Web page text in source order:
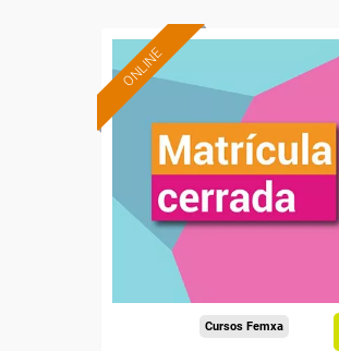
ONLINE
Cursos Femxa